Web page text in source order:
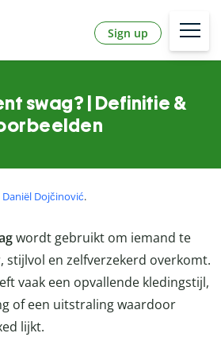
Sign up
swag? | Definitie &
Daniël Dojčinović.
wordt gebruikt om iemand te
stijlvol en zelfverzekerd overkomt.
vaak een opvallende kledingstijl,
of een uitstraling waardoor
lijkt.